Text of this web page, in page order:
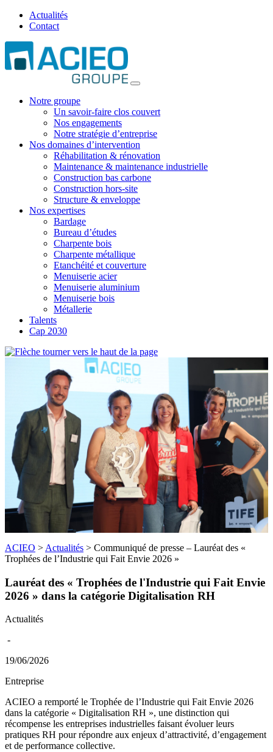
Actualités
Contact
Notre groupe
Un savoir-faire clos couvert
Nos engagements
Notre stratégie d’entreprise
Nos domaines d’intervention
Réhabilitation & rénovation
Maintenance & maintenance industrielle
Construction bas carbone
Construction hors-site
Structure & enveloppe
Nos expertises
Bardage
Bureau d’études
Charpente bois
Charpente métallique
Etanchéité et couverture
Menuiserie acier
Menuiserie aluminium
Menuiserie bois
Métallerie
Talents
Cap 2030
ACIEO > Actualités > Communiqué de presse – Lauréat des «
Trophées de l’Industrie qui Fait Envie 2026 »
Lauréat des « Trophées de l'Industrie qui Fait Envie
2026 » dans la catégorie Digitalisation RH
Actualités
-
19/06/2026
Entreprise
ACIEO a remporté le Trophée de l’Industrie qui Fait Envie 2026
dans la catégorie « Digitalisation RH », une distinction qui
récompense les entreprises industrielles faisant évoluer leurs
pratiques RH pour répondre aux enjeux d’attractivité, d’engagement
et de performance collective.